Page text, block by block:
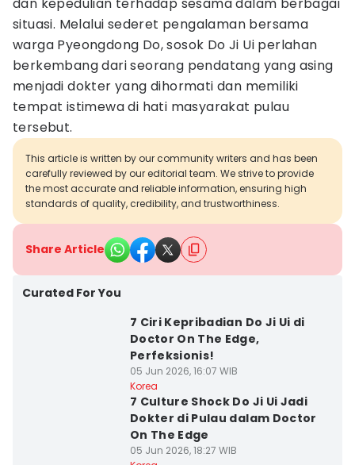
situasi. Melalui sederet pengalaman bersama
warga Pyeongdong Do, sosok Do Ji Ui perlahan
berkembang dari seorang pendatang yang asing
menjadi dokter yang dihormati dan memiliki
tempat istimewa di hati masyarakat pulau
tersebut.
This article is written by our community writers and has been
carefully reviewed by our editorial team. We strive to provide
the most accurate and reliable information, ensuring high
standards of quality, credibility, and trustworthiness.
Share Article
Curated For You
7 Ciri Kepribadian Do Ji Ui di
Doctor On The Edge,
Perfeksionis!
05 Jun 2026, 16:07 WIB
Korea
7 Culture Shock Do Ji Ui Jadi
Dokter di Pulau dalam Doctor
On The Edge
05 Jun 2026, 18:27 WIB